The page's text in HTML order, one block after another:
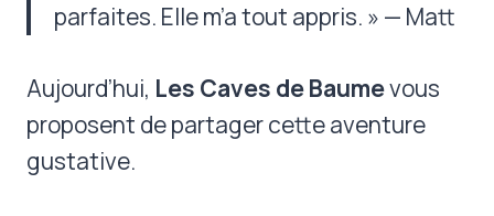
parfaites. Elle m’a tout appris. » — Matt
Aujourd’hui, Les Caves de Baumevous
proposent de partager cette aventure
gustative.